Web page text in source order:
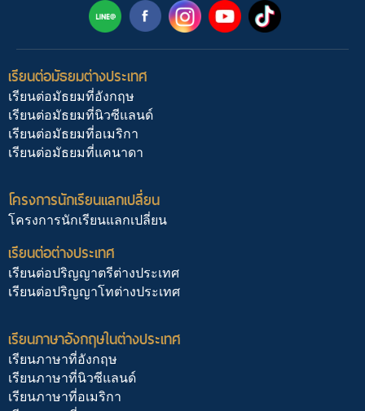
เรียนต่อมัธยมต่างประเทศ
เรียนต่อมัธยมที่อังกฤษ
เรียนต่อมัธยมที่นิวซีแลนด์
เรียนต่อมัธยมที่อเมริกา
เรียนต่อมัธยมที่แคนาดา
โครงการนักเรียนแลกเปลี่ยน
โครงการนักเรียนแลกเปลี่ยน
เรียนต่อต่างประเทศ
เรียนต่อปริญญาตรีต่างประเทศ
เรียนต่อปริญญาโทต่างประเทศ
เรียนภาษาอังกฤษในต่างประเทศ
เรียนภาษาที่อังกฤษ
เรียนภาษาที่นิวซีแลนด์
เรียนภาษาที่อเมริกา